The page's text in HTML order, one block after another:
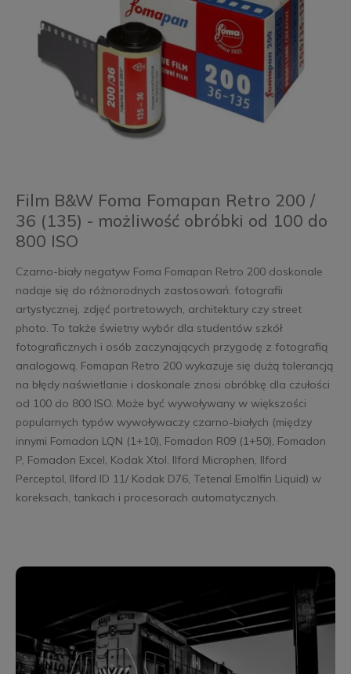
Film B&W Foma Fomapan Retro 200 /
36 (135) - możliwość obróbki od 100 do
800 ISO
Czarno-biały negatyw Foma Fomapan Retro 200 doskonale
nadaje się do różnorodnych zastosowań: fotografii
artystycznej, zdjęć portretowych, architektury czy street
photo. To także świetny wybór dla studentów szkół
fotograficznych i osób zaczynających przygodę z fotografią
analogową. Fomapan Retro 200 wykazuje się dużą tolerancją
na błędy naświetlanie i doskonale znosi obróbkę dla czułości
od 100 do 800 ISO. Może być wywoływany w większości
popularnych typów wywoływaczy czarno-białych (między
innymi Fomadon LQN (1+10), Fomadon R09 (1+50), Fomadon
P, Fomadon Excel, Kodak Xtol, Ilford Microphen, Ilford
Perceptol, Ilford ID 11/ Kodak D76, Tetenal Emolfin Liquid) w
koreksach, tankach i procesorach automatycznych.